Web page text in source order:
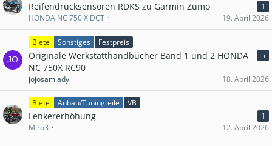
Reifendrucksensoren RDKS zu Garmin Zumo
1
HONDA NC 750 X DCT
19. April 2026
Biete Sonstiges Festpreis
Originale Werkstatthandbücher Band 1 und 2 HONDA
NC 750X RC90
5
jojosamlady 18. April 2026
Biete Anbau/Tuningteile VB
Lenkererhöhung
1
Miro3
12. April 2026